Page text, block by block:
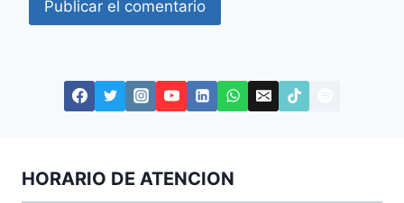
HORARIO DE ATENCION